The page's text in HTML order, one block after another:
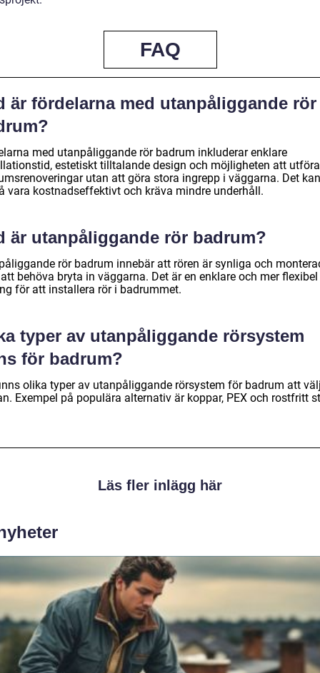
FAQ
är fördelarna med utanpåliggande rör
med utanpåliggande rör badrum inkluderar enklare
estetiskt tilltalande design och möjligheten att utföra
utan att göra stora ingrepp i väggarna. Det kan
vara kostnadseffektivt och kräva mindre underhåll.
är utanpåliggande rör badrum?
rör badrum innebär att rören är synliga och
behöva bryta in väggarna. Det är en enklare och mer flexibel
för att installera rör i badrummet.
typer av utanpåliggande rörsystem
för badrum?
olika typer av utanpåliggande rörsystem för badrum att
Exempel på populära alternativ är koppar, PEX och rostfritt
Läs fler inlägg här